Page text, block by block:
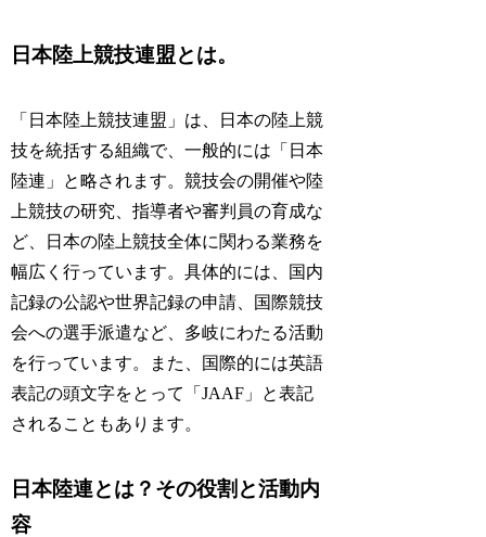
日本陸上競技連盟とは。
「日本陸上競技連盟」は、日本の陸上競
技を統括する組織で、一般的には「日本
陸連」と略されます。競技会の開催や陸
上競技の研究、指導者や審判員の育成な
ど、日本の陸上競技全体に関わる業務を
幅広く行っています。具体的には、国内
記録の公認や世界記録の申請、国際競技
会への選手派遣など、多岐にわたる活動
を行っています。また、国際的には英語
表記の頭文字をとって「JAAF」と表記
されることもあります。
日本陸連とは？その役割と活動内
容